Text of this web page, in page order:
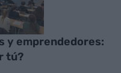
y emprendedores:
tú?